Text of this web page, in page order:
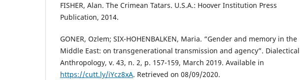
FISHER, Alan. The Crimean Tatars. U.S.A.: Hoover Institution Press
Publication, 2014.
GONER, Ozlem; SIX-HOHENBALKEN, Maria. “Gender and memory in the
Middle East: on transgenerational transmission and agency”. Dialectical
Anthropology, v. 43, n. 2, p. 157-159, March 2019. Available in
https://cutt.ly/iYcz8xA. Retrieved on 08/09/2020.